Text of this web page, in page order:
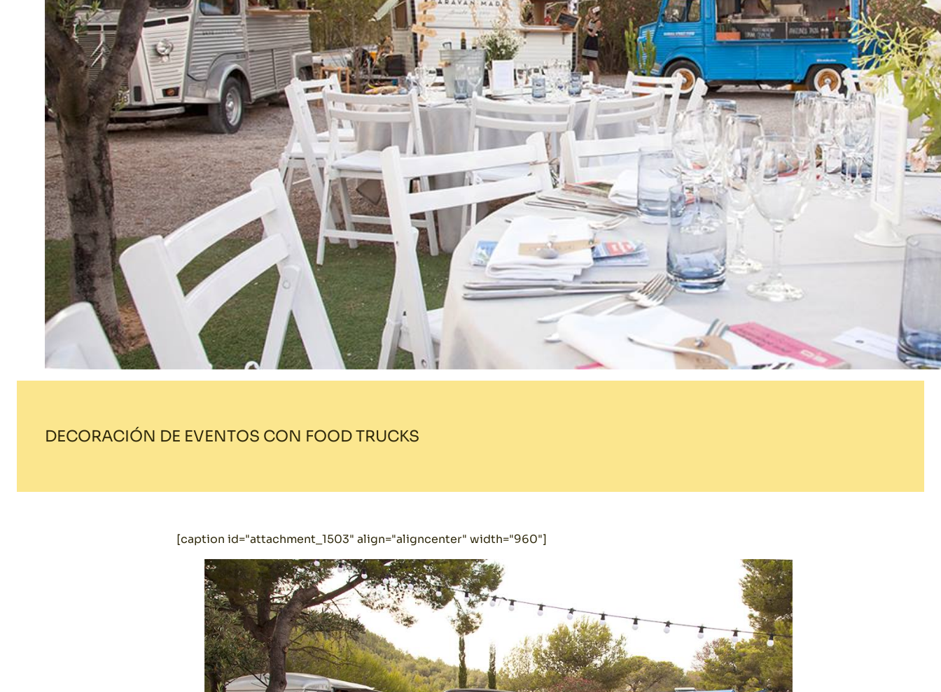
Decoració
Material de
cuina
DECORACIÓN DE EVENTOS CON FOOD TRUCKS
[caption id="attachment_1503" align="aligncenter" width="960"]